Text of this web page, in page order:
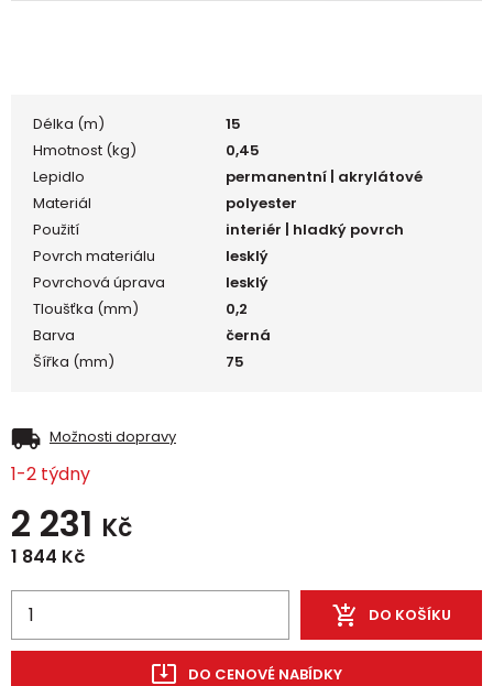
Délka (m)
15
Hmotnost (kg)
0,45
Lepidlo
permanentní | akrylátové
Materiál
polyester
Použití
interiér | hladký povrch
Povrch materiálu
lesklý
Povrchová úprava
lesklý
Tloušťka (mm)
0,2
Barva
černá
Šířka (mm)
75
Možnosti dopravy
1-2 týdny
2 231 Kč
1 844 Kč
DO KOŠÍKU
DO CENOVÉ NABÍDKY